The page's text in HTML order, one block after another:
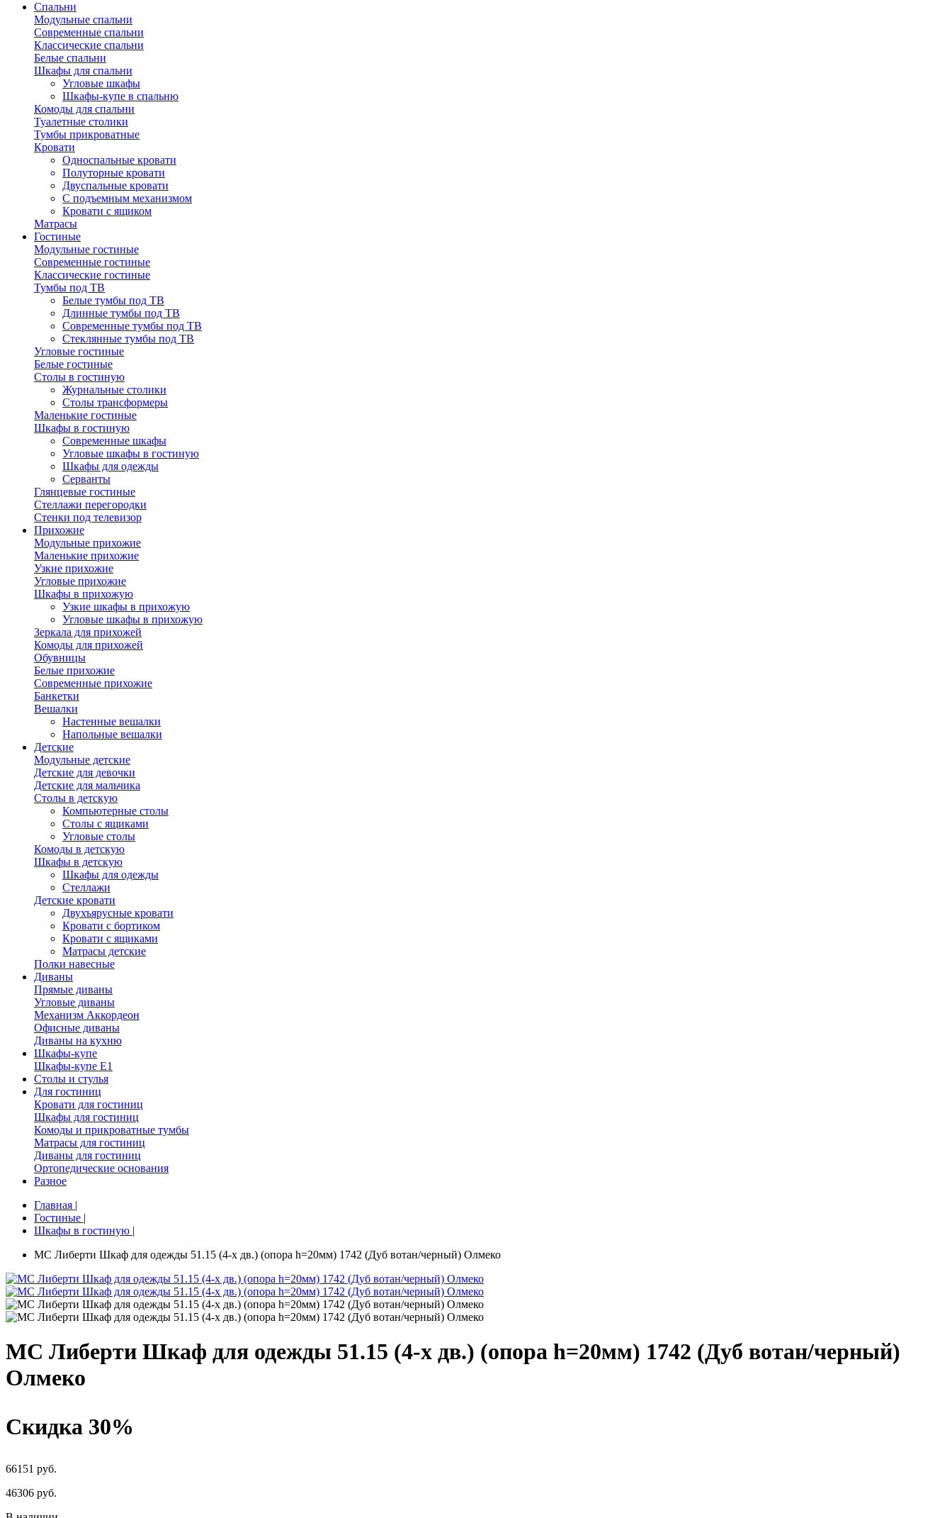
Спальни
Модульные спальни
Современные спальни
Классические спальни
Белые спальни
Шкафы для спальни
Угловые шкафы
Шкафы-купе в спальню
Комоды для спальни
Туалетные столики
Тумбы прикроватные
Кровати
Односпальные кровати
Полуторные кровати
Двуспальные кровати
С подъемным механизмом
Кровати с ящиком
Матрасы
Гостиные
Модульные гостиные
Современные гостиные
Классические гостиные
Тумбы под ТВ
Белые тумбы под ТВ
Длинные тумбы под ТВ
Современные тумбы под ТВ
Стеклянные тумбы под ТВ
Угловые гостиные
Белые гостиные
Столы в гостиную
Журнальные столики
Столы трансформеры
Маленькие гостиные
Шкафы в гостиную
Современные шкафы
Угловые шкафы в гостиную
Шкафы для одежды
Серванты
Глянцевые гостиные
Стеллажи перегородки
Стенки под телевизор
Прихожие
Модульные прихожие
Маленькие прихожие
Узкие прихожие
Угловые прихожие
Шкафы в прихожую
Узкие шкафы в прихожую
Угловые шкафы в прихожую
Зеркала для прихожей
Комоды для прихожей
Обувницы
Белые прихожие
Современные прихожие
Банкетки
Вешалки
Настенные вешалки
Напольные вешалки
Детские
Модульные детские
Детские для девочки
Детские для мальчика
Столы в детскую
Компьютерные столы
Столы с ящиками
Угловые столы
Комоды в детскую
Шкафы в детскую
Шкафы для одежды
Стеллажи
Детские кровати
Двухъярусные кровати
Кровати с бортиком
Кровати с ящиками
Матрасы детские
Полки навесные
Диваны
Прямые диваны
Угловые диваны
Механизм Аккордеон
Офисные диваны
Диваны на кухню
Шкафы-купе
Шкафы-купе Е1
Столы и стулья
Для гостиниц
Кровати для гостиниц
Шкафы для гостиниц
Комоды и прикроватные тумбы
Матрасы для гостиниц
Диваны для гостиниц
Ортопедические основания
Разное
Главная |
Гостиные |
Шкафы в гостиную |
МС Либерти Шкаф для одежды 51.15 (4-х дв.) (опора h=20мм) 1742 (Дуб вотан/черный) Олмеко
МС Либерти Шкаф для одежды 51.15 (4-х дв.) (опора h=20мм) 1742 (Дуб вотан/черный)
Олмеко
Скидка 30%
66151 руб.
46306 руб.